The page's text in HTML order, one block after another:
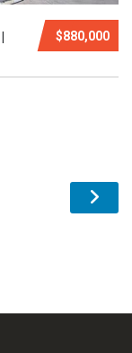
$880,000